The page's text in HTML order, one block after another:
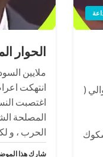
(
الحوار
ملايين
انتهكت
اغتصبت
المصلحة
الحرب ، و
شارك هذا